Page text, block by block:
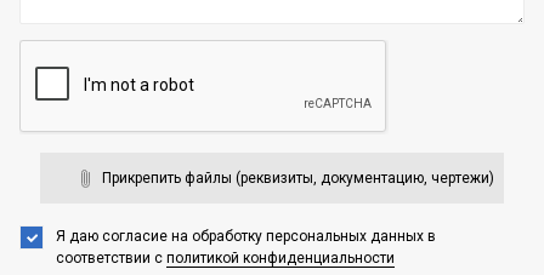
Прикрепить файлы (реквизиты, документацию, чертежи)
Я даю согласие на обработку персональных данных в
соответствии с политикой конфиденциальности